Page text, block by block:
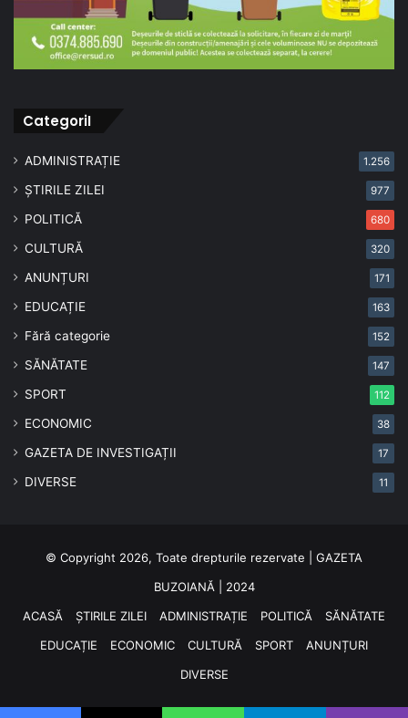
CategoriI
ADMINISTRAȚIE 1.256
ȘTIRILE ZILEI 977
POLITICĂ 680
CULTURĂ 320
ANUNȚURI 171
EDUCAȚIE 163
Fără categorie 152
SĂNĂTATE 147
SPORT 112
ECONOMIC 38
GAZETA DE INVESTIGAȚII 17
DIVERSE 11
© Copyright 2026, Toate drepturile rezervate | GAZETA
BUZOIANĂ | 2024
ACASĂ
ȘTIRILE ZILEI ADMINISTRAȚIE POLITICĂ
SĂNĂTATE
EDUCAȚIE
ECONOMIC CULTURĂ SPORT
ANUNȚURI
DIVERSE